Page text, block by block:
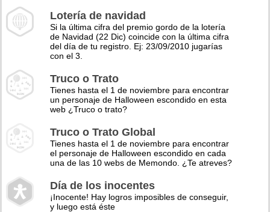
Lotería de navidad
Si la última cifra del premio gordo de la lotería
de Navidad (22 Dic) coincide con la última cifra
del día de tu registro. Ej: 23/09/2010 jugarías
con el 3.
Truco o Trato
Tienes hasta el 1 de noviembre para encontrar
un personaje de Halloween escondido en esta
web ¿Truco o trato?
Truco o Trato Global
Tienes hasta el 1 de noviembre para encontrar
el personaje de Halloween escondido en cada
una de las 10 webs de Memondo. ¿Te atreves?
Día de los inocentes
¡Inocente! Hay logros imposibles de conseguir,
y luego está éste